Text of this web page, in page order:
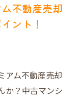
不動産売却
ント！
アム不動産売却
か？中古マンシ